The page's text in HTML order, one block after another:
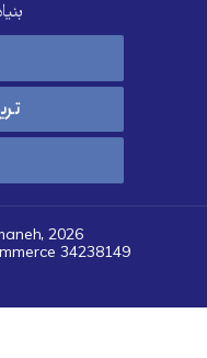
بنیاد
2026
34238149